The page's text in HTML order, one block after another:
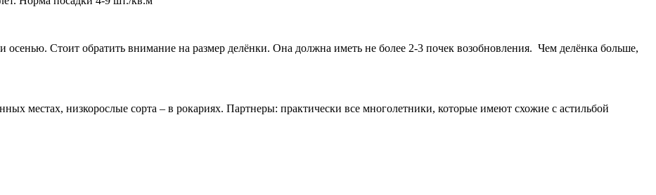
осенью. Стоит обратить внимание на размер делёнки. Она должна иметь не более 2-3 почек возобновления. Чем делёнка больше,
местах, низкорослые сорта – в рокариях. Партнеры: практически все многолетники, которые имеют схожие с астильбой